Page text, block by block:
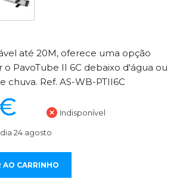
até 20M, oferece uma opção
o PavoTube II 6C debaixo d'água ou
chuva. Ref. AS-WB-PTII6C
Indisponível
24 agosto
AO CARRINHO